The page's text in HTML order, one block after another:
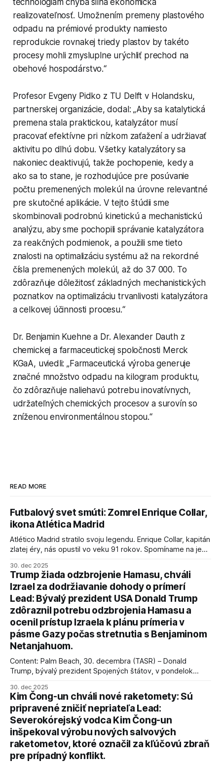
realizovateľnosť. Umožnením premeny plastového
odpadu na prémiové produkty namiesto
reprodukcie rovnakej triedy plastov by takéto
procesy mohli zmysluplne urýchliť prechod na
obehové hospodárstvo.“
Profesor Evgeny Pidko z TU Delft v Holandsku,
partnerskej organizácie, dodal: „Aby sa katalytická
premena stala praktickou, katalyzátor musí
pracovať efektívne pri nízkom zaťažení a udržiavať
aktivitu po dlhú dobu. Všetky katalyzátory sa
nakoniec deaktivujú, takže pochopenie, kedy a
ako sa to stane, je rozhodujúce pre posúvanie
počtu premenených molekúl na úrovne relevantné
pre skutočné aplikácie. V tejto štúdii sme
skombinovali podrobnú kinetickú a mechanistickú
analýzu, aby sme pochopili správanie katalyzátora
za reakčných podmienok, a použili sme tieto
znalosti na optimalizáciu systému až na rekordné
čísla premenených molekúl, až do 37 000. To
zdôrazňuje dôležitosť základných mechanistických
poznatkov na optimalizáciu trvanlivosti katalyzátora
a celkovej účinnosti procesu.“
Dr. Benjamin Kuehne a Dr. Alexander Dauth z
chemickej a farmaceutickej spoločnosti Merck
KGaA, uviedli: „Farmaceutická výroba generuje
značné množstvo odpadu na kilogram produktu,
čo zdôrazňuje naliehavú potrebu inovatívnych,
udržateľných chemických procesov a surovín so
zníženou environmentálnou stopou.“
READ MORE
Futbalový svet smúti: Zomrel Enrique Collar,
ikona Atlética Madrid
Atlético Madrid stratilo svoju legendu. Enrique Collar, kapitán
zlatej éry, nás opustil vo veku 91 rokov. Spomíname na jeho
30. dec 2025
Trump žiada odzbrojenie Hamasu, chváli
Izrael za dodržiavanie dohody o prímerí
Lead: Bývalý prezident USA Donald Trump
zdôraznil potrebu odzbrojenia Hamasu a
ocenil prístup Izraela k plánu prímeria v
pásme Gazy počas stretnutia s Benjaminom
Netanjahuom.
Content: Palm Beach, 30. decembra (TASR) – Donald
Trump, bývalý prezident Spojených štátov, v pondelok
kľúčové pre úspešné dosiahnutie prímeria v Gaze. Agentúra
AFP informuje, že Trump vyjadril presvedčenie, že Izrael plní
podmienky dohody o prí
30. dec 2025
Kim Čong-un chváli nové raketomety: Sú
pripravené zničiť nepriateľa Lead:
Severokórejský vodca Kim Čong-un
inšpekoval výrobu nových salvových
raketometov, ktoré označil za kľúčovú zbraň
pre prípadný konflikt.